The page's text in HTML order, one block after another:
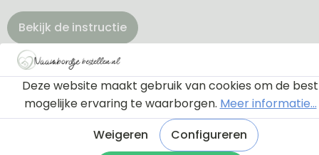
Bekijk de instructie
Deze website maakt gebruik van cookies om de best
mogelijke ervaring te waarborgen. Meer informatie...
Weigeren
Configureren